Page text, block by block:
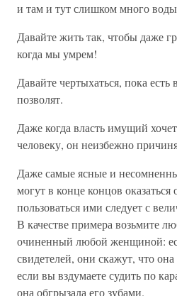
и там и тут слишком много
Давайте жить так, чтобы даже
когда мы умрем!
Давайте чертыхаться, пока
позволят.
Даже когда власть имущий
человеку, он неизбежно
Даже самые ясные и
могут в конце концов
пользоваться ими следует с
В качестве примера возьмите
очиненный любой женщиной:
свидетелей, они скажут, что
если вы вздумаете судить по
она обгрызала его зубами.